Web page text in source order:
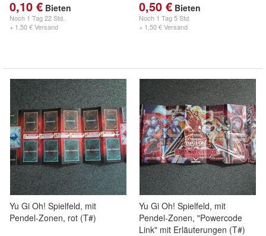
0,10 € Bieten
Noch 1 Tag 22 Std.
+ 1,50 € Versand
0,50 € Bieten
Noch 1 Tag 5 Std.
+ 1,50 € Versand
Yu Gi Oh! Spielfeld, mit
Pendel-Zonen, rot (T#)
Yu Gi Oh! Spielfeld, mit
Pendel-Zonen, "Powercode
Link" mit Erläuterungen (T#)